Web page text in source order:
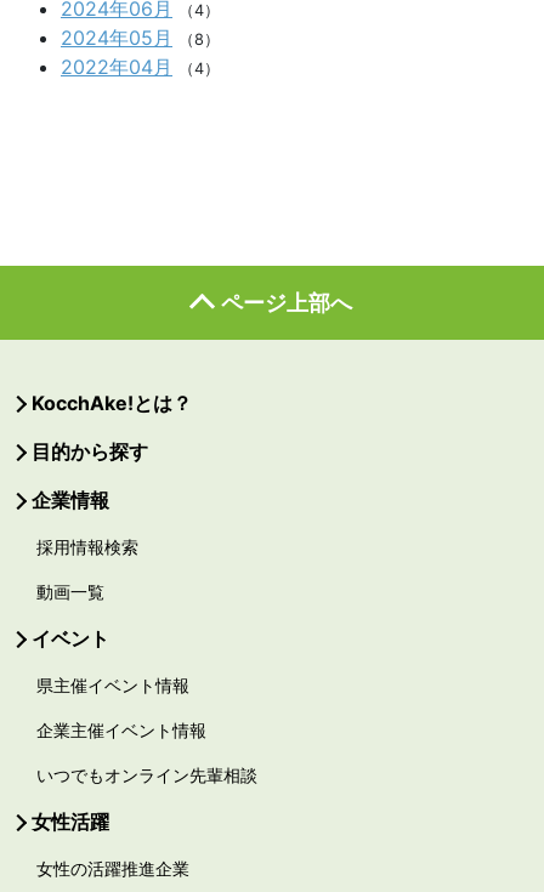
2024年06月 （4）
2024年05月 （8）
2022年04月 （4）
ページ上部へ
KocchAke!とは？
目的から探す
企業情報
採用情報検索
動画一覧
イベント
県主催イベント情報
企業主催イベント情報
いつでもオンライン先輩相談
女性活躍
女性の活躍推進企業